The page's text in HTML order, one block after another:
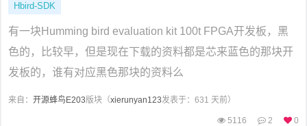
Hbird-SDK
有一块Humming bird evaluation kit 100t FPGA开发板，黑
色的，比较早，但是现在下载的资料都是芯来蓝色的那块开
发板的，谁有对应黑色那块的资料么
来自： 开源蜂鸟E203版块（xierunyan123发表于：631 天前）
5116 2 0